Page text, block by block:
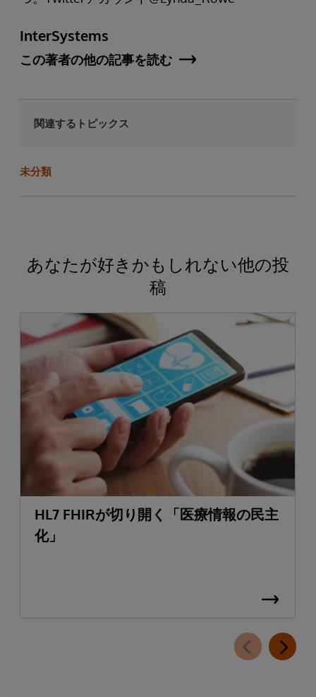
InterSystems
この著者の他の記事を読む
関連するトピックス
未分類
あなたが好きかもしれない他の投
稿
HL7 FHIRが切り開く「医療情報の民主
化」